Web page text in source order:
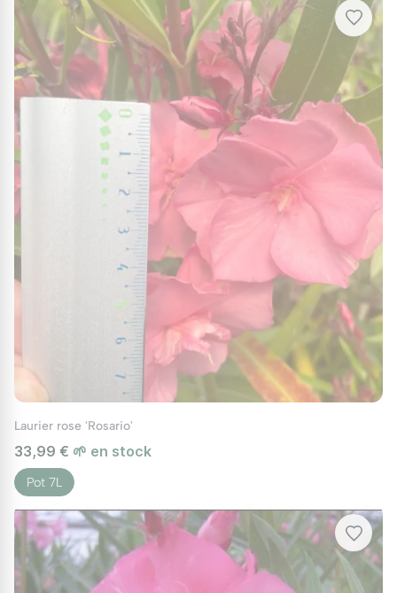
Laurier rose 'Rosario'
33,99 € 🌱 en stock
Pot 7L